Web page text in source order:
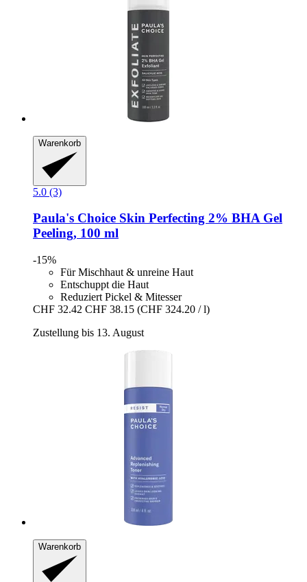
Warenkorb
5.0 (3)
Paula's Choice Skin Perfecting 2% BHA Gel
Peeling, 100 ml
-15%
Für Mischhaut & unreine Haut
Entschuppt die Haut
Reduziert Pickel & Mitesser
CHF 32.42 CHF 38.15 (CHF 324.20 / l)
Zustellung bis 13. August
Warenkorb